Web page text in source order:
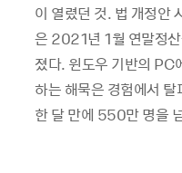
이 열렸던 것. 법 개정안
은 2021년 1월 연말정
졌다. 윈도우 기반의 PC
하는 해묵은 경험에서
한 달 만에 550만 명을